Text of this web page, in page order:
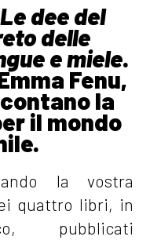
Le dee del
delle
e miele.
Fenu,
la
il mondo
la vostra
quattro libri, in
pubblicati